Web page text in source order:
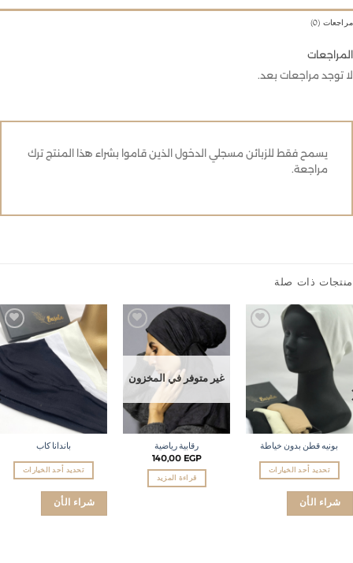
(0)
مراجعات بعد.
يسمح فقط للزبائن مسجلي الدخول الذين قاموا بشراء هذا المنتج ترك
مراجعة.
ذات صلة
بونيه قطن بدون خياطة
تحديد أحد الخيارات
شراء الأن
Add to
wishlist
غير متوفر في المخزون
رقابية رياضية
140,00EGP
قراءة المزيد
Add to
wishlist
باندانا كاب
تحديد أحد الخيارات
شراء الأن